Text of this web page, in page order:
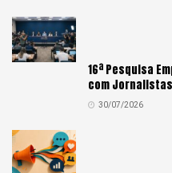
16ª Pesquisa
com
30/07/2026